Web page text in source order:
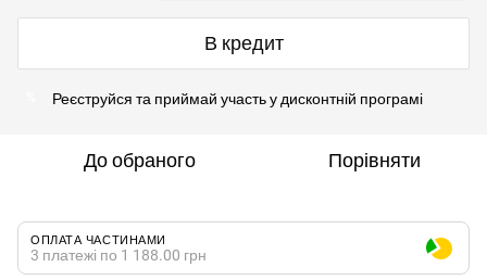
В кредит
Реєструйся та приймай участь у дисконтній програмі
До обраного Порівняти
ОПЛАТА ЧАСТИНАМИ
3 платежі по 1 188.00 грн